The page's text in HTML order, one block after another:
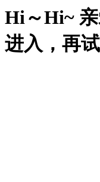
Hi～Hi~
进入，再